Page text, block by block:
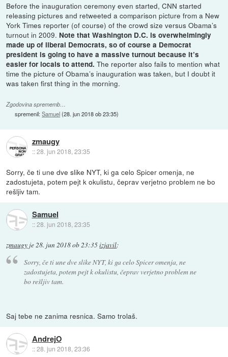
Before the inauguration ceremony even started, CNN started
releasing pictures and retweeted a comparison picture from a New
York Times reporter (of course) of the crowd size versus Obama’s
turnout in 2009. Note that Washington D.C. is overwhelmingly
made up of liberal Democrats, so of course a Democrat
president is going to have a massive turnout because it’s
easier for locals to attend. The reporter also fails to mention what
time the picture of Obama’s inauguration was taken, but I doubt it
was taken first thing in the morning.
Zgodovina sprememb…
spremenil:Samuel(28. jun 2018 ob 23:35)
zmaugy
::28. jun 2018, 23:35
Sorry, če ti une dve slike NYT, ki ga celo Spicer omenja, ne
zadostujeta, potem pejt k okulistu, čeprav verjetno problem ne bo
rešljiv tam.
Samuel
::28. jun 2018, 23:35
zmaugy je28. jun 2018 ob 23:35izjavil:
Sorry, če ti une dve slike NYT, ki ga celo Spicer omenja, ne
zadostujeta, potem pejt k okulistu, čeprav verjetno problem ne
bo rešljiv tam.
Saj tebe ne zanima resnica. Samo trolaš.
AndrejO
::28. jun 2018, 23:36